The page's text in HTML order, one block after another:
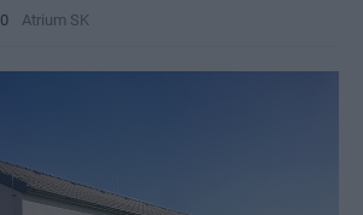
Atrium SK